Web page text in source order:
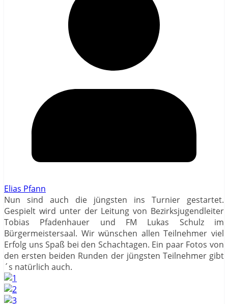
Elias Pfann
Nun sind auch die jüngsten ins Turnier gestartet.
Gespielt wird unter der Leitung von Bezirksjugendleiter
Tobias Pfadenhauer und FM Lukas Schulz im
Bürgermeistersaal. Wir wünschen allenTeilnehmer viel
Erfolg uns Spaß bei den Schachtagen. Ein paar Fotos von
den ersten beiden Runden der jüngsten Teilnehmer gibt
´s natürlich auch.